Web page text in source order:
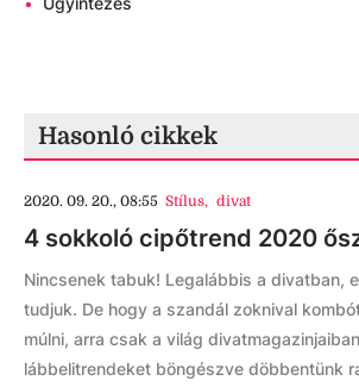
Hasonló cikkek
2020. 09. 20., 08:55 Stílus, divat
4 sokkoló cipőtrend 2020
Nincsenek tabuk! Legalábbis a divatban,
tudjuk. De hogy a szandál zoknival
múlni, arra csak a világ
lábbelitrendeket böngészve döbbentünk